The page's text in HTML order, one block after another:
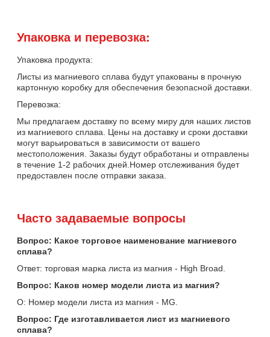
Упаковка и перевозка:
Упаковка продукта:
Листы из магниевого сплава будут упакованы в прочную
картонную коробку для обеспечения безопасной доставки.
Перевозка:
Мы предлагаем доставку по всему миру для наших листов
из магниевого сплава. Цены на доставку и сроки доставки
могут варьироваться в зависимости от вашего
местоположения. Заказы будут обработаны и отправлены
в течение 1-2 рабочих дней.Номер отслеживания будет
предоставлен после отправки заказа.
Часто задаваемые вопросы
Вопрос: Какое торговое наименование магниевого
сплава?
Ответ: торговая марка листа из магния - High Broad.
Вопрос: Каков номер модели листа из магния?
О: Номер модели листа из магния - MG.
Вопрос: Где изготавливается лист из магниевого
сплава?